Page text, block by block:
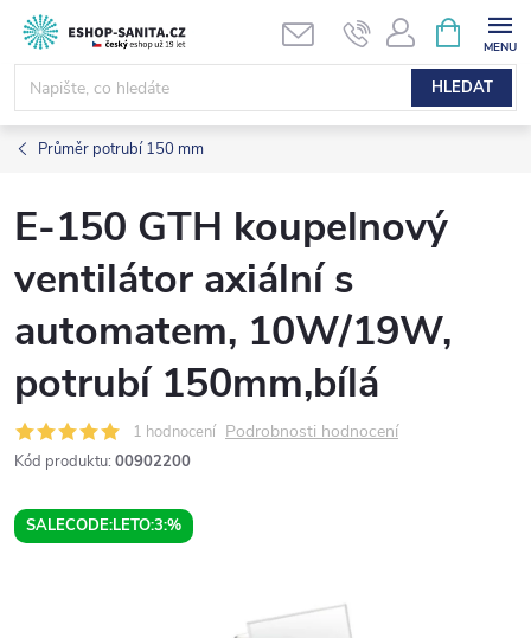
Přejít
obsah
HLEDAT
NÁKUPNÍ
KOŠÍK
Průměr potrubí 150 mm
E-150 GTH koupelnový
ventilátor axiální s
automatem, 10W/19W,
potrubí 150mm,bílá
1 hodnocení Podrobnosti hodnocení
Kód produktu: 00902200
SALECODE:LETO:3:%